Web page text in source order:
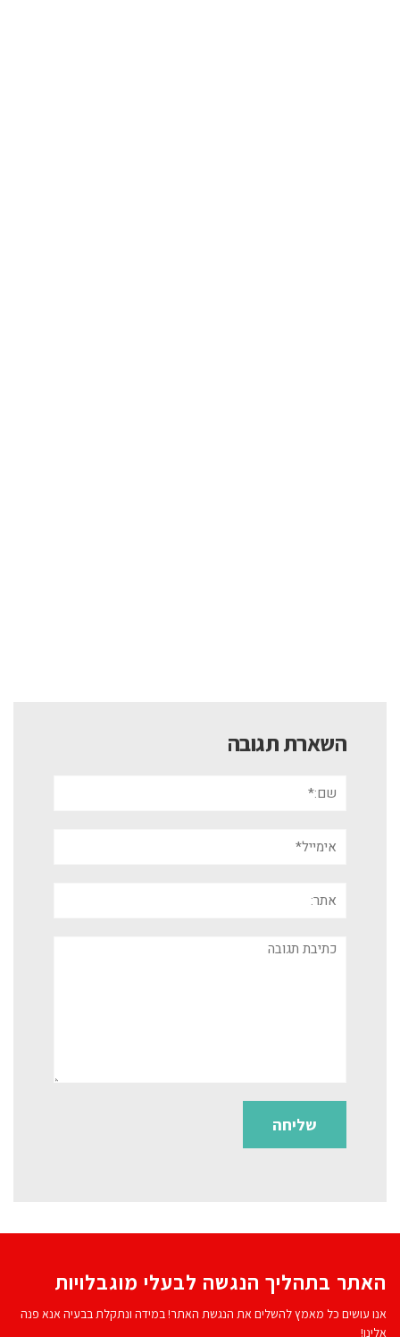
השארת תגובה
תגובה
האתר בתהליך הנגשה לבעלי מוגבלויות
אנו עושים כל מאמץ להשלים את הנגשת האתר! במידה ונתקלת בבעיה אנא פנה
אלינו!